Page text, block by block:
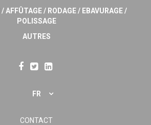
AFFÛTAGE / RODAGE / EBAVURAGE /
POLISSAGE
AUTRES
FR
CONTACT